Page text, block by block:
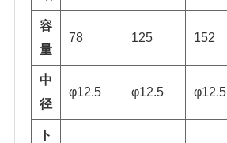
容
量
78 125 152
中
径
φ12.5 φ12.5 φ12.5
ト